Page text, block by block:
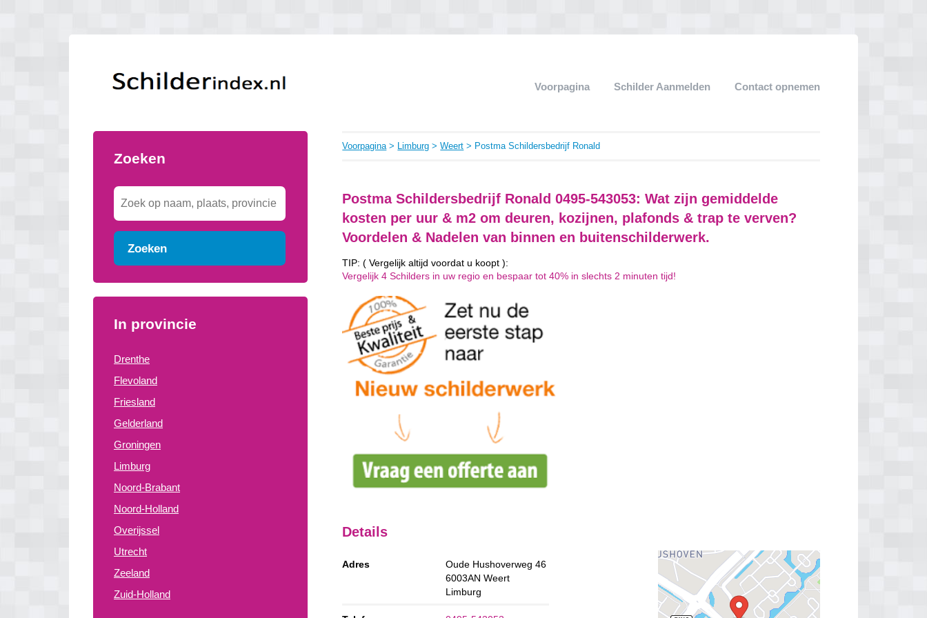
Voorpagina Schilder Aanmelden Contact opnemen
Zoeken
Zoeken
In provincie
Drenthe
Flevoland
Friesland
Gelderland
Groningen
Limburg
Noord-Brabant
Noord-Holland
Overijssel
Utrecht
Zeeland
Zuid-Holland
Voorpagina> Limburg >Weert > Postma Schildersbedrijf Ronald
Postma Schildersbedrijf Ronald 0495-543053: Wat zijn gemiddelde
kosten per uur & m2 om deuren, kozijnen, plafonds & trap te verven?
Voordelen & Nadelen van binnen en buitenschilderwerk.
TIP: ( Vergelijk altijd voordat u koopt ):
Vergelijk 4 Schilders in uw regio en bespaar tot 40% in slechts 2 minuten tijd!
Details
Adres
Oude Hushoverweg 46
6003AN Weert
Limburg